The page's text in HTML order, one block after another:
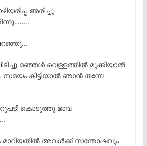
അരിച്ചു
മഞ്ഞൾ വെള്ളത്തിൽ മുക്കിയാൽ
കിട്ടിയാൽ ഞാൻ തന്നേ
കൊടുത്തു ഭാവ
മാറിയതിൽ അവൾക്ക് സന്തോഷവും